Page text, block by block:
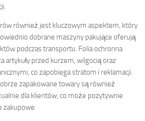
również jest kluczowym aspektem, który
dobrane maszyny pakujące oferują
podczas transportu. Folia ochronna
artykuły przed kurzem, wilgocią oraz
co zapobiega stratom i reklamacji.
zapakowane towary są również
dla klientów, co może pozytywnie
zakupowe.